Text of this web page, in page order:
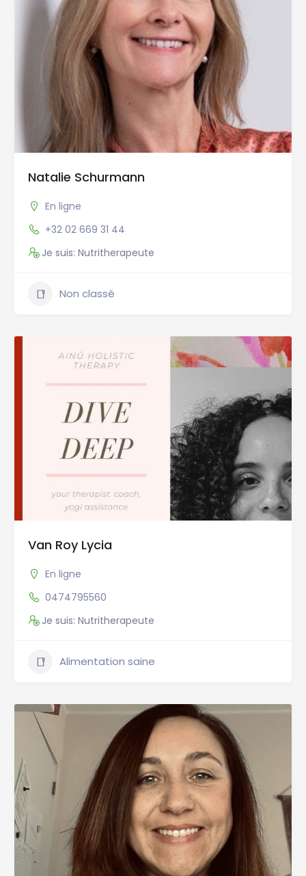
Natalie Schurmann
En ligne
+32 02 669 31 44
Je suis: Nutritherapeute
Non classé
Van Roy Lycia
En ligne
0474795560
Je suis: Nutritherapeute
Alimentation saine